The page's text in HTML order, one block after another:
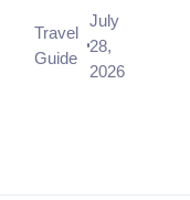
minutes, and
CATSA works
to a 95/15
Travel
Guide
July
28,
2026